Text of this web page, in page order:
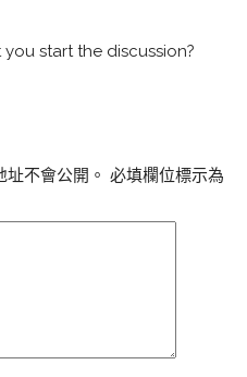
start the discussion?
不會公開。 必填欄位標示為